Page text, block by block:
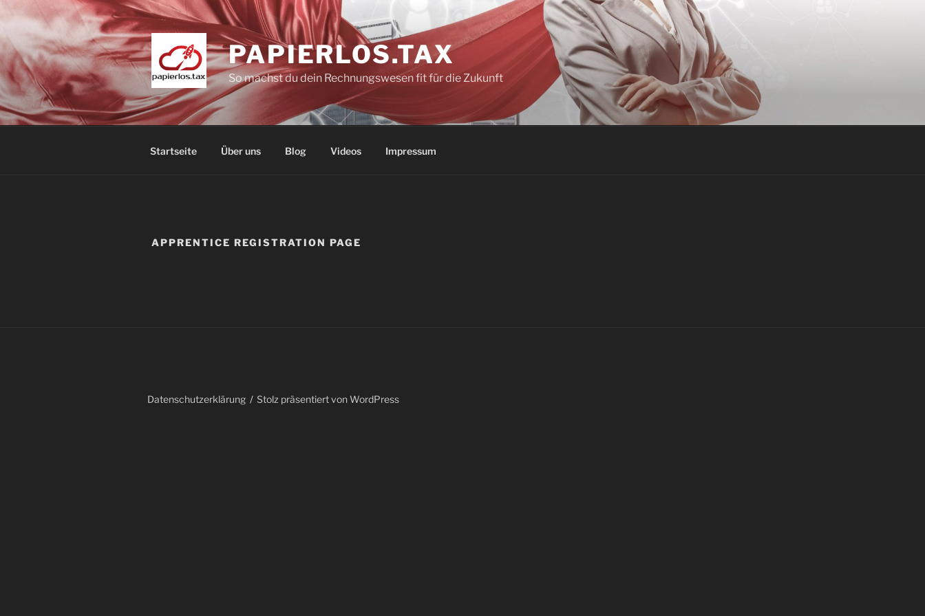
Inhalt
springen
PAPIERLOS.TAX
So machst du dein Rechnungswesen fit für die Zukunft
Startseite Über uns Blog Videos Impressum
APPRENTICE REGISTRATION PAGE
Datenschutzerklärung Stolz präsentiert von WordPress